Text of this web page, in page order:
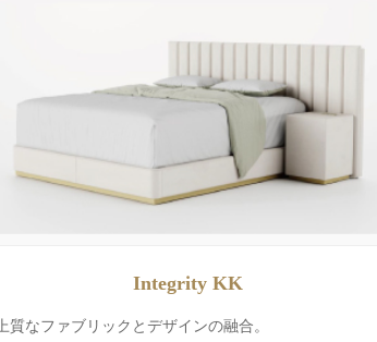
Integrity KK
上質なファブリックとデザインの融合。